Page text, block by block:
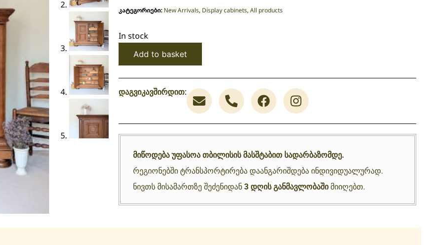
კატეგორიები: New Arrivals, Display cabinets,All products
In stock
Add to basket
დაგვიკავშირდით:
მიწოდება უფასოა თბილისის მასშტაბით სადარბაზომდე.
რეგიონებში ტრანსპორტირება დაანგარიშდება ინდივიდუალურად.
ნივთს მისამართზე შეძენიდან 3 დღის განმავლობაშიმიიღებთ.